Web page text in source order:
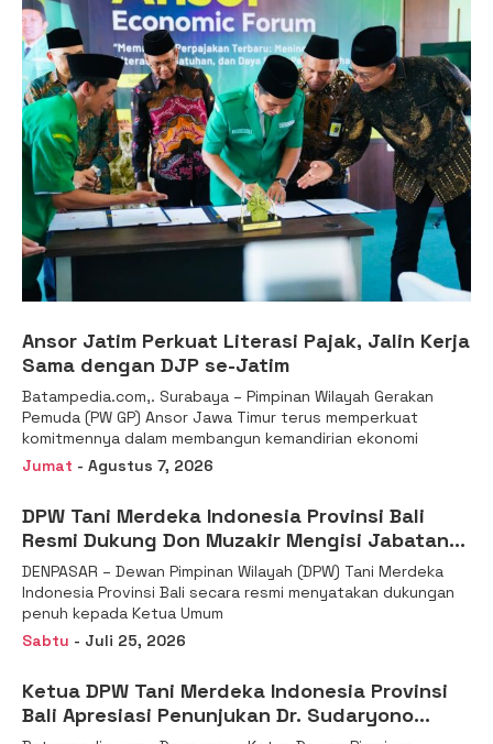
Ansor Jatim Perkuat Literasi Pajak, Jalin Kerja
Sama dengan DJP se-Jatim
Batampedia.com,. Surabaya – Pimpinan Wilayah Gerakan
Pemuda (PW GP) Ansor Jawa Timur terus memperkuat
komitmennya dalam membangun kemandirian ekonomi
Jumat - Agustus 7, 2026
DPW Tani Merdeka Indonesia Provinsi Bali
Resmi Dukung Don Muzakir Mengisi Jabatan
Wakil Menteri Pertanian RI
DENPASAR – Dewan Pimpinan Wilayah (DPW) Tani Merdeka
Indonesia Provinsi Bali secara resmi menyatakan dukungan
penuh kepada Ketua Umum
Sabtu - Juli 25, 2026
Ketua DPW Tani Merdeka Indonesia Provinsi
Bali Apresiasi Penunjukan Dr. Sudaryono